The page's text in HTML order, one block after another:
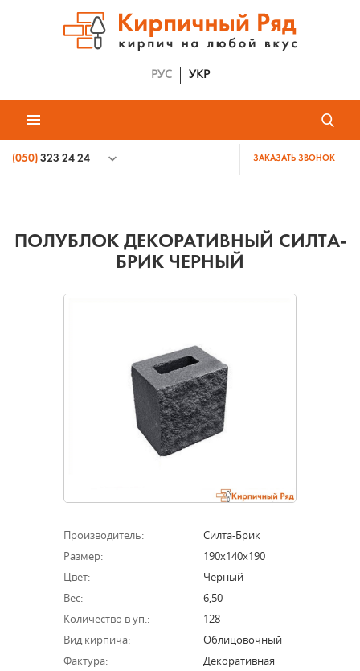
РУС УКР
(050) 323 24 24 ЗАКАЗАТЬ ЗВОНОК
ПОЛУБЛОК ДЕКОРАТИВНЫЙ СИЛТА-
БРИК ЧЕРНЫЙ
Производитель:
Силта-Брик
Размер:
190х140х190
Цвет:
Черный
Вес:
6,50
Количество в уп.:
128
Вид кирпича:
Облицовочный
Фактура:
Декоративная